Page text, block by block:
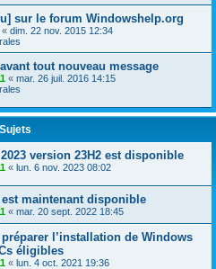
sur le forum Windowshelp.org
« dim. 22 nov. 2015 12:34
tout nouveau message
« mar. 26 juil. 2016 14:15
Sujets
version 23H2 est disponible
« lun. 6 nov. 2023 08:02
est maintenant disponible
« mar. 20 sept. 2022 18:45
l’installation de Windows
éligibles
« lun. 4 oct. 2021 19:36